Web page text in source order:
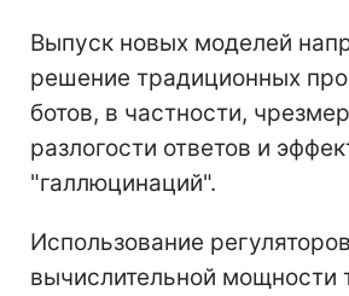
Выпуск новых моделей
решение традиционных
ботов, в частности,
разлогости ответов и
"галлюцинаций".
Использование регуляторов
вычислительной мощности